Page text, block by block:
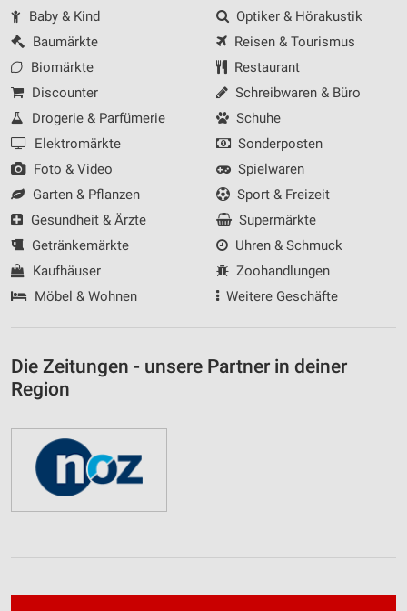
Baby & Kind
Baumärkte
Biomärkte
Discounter
Drogerie & Parfümerie
Elektromärkte
Foto & Video
Garten & Pflanzen
Gesundheit & Ärzte
Getränkemärkte
Kaufhäuser
Möbel & Wohnen
Optiker & Hörakustik
Reisen & Tourismus
Restaurant
Schreibwaren & Büro
Schuhe
Sonderposten
Spielwaren
Sport & Freizeit
Supermärkte
Uhren & Schmuck
Zoohandlungen
Weitere Geschäfte
Die Zeitungen - unsere Partner in deiner
Region